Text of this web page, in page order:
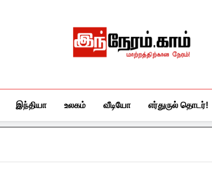
இந்நேரம்.காம்
இந்தியா உலகம் வீடியோ எர்துருல் தொடர்!